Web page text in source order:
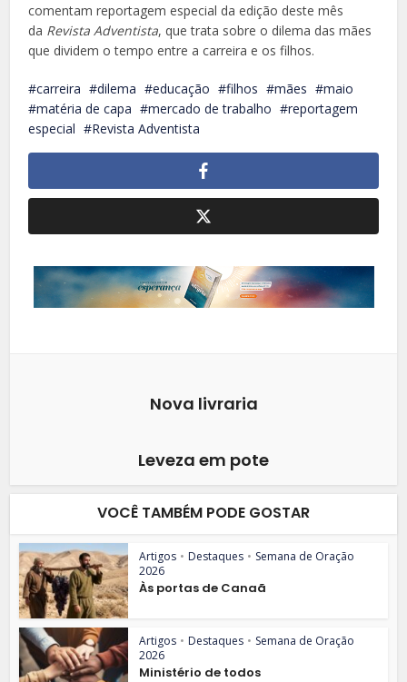
comentam reportagem especial da edição deste mês
da Revista Adventista, que trata sobre o dilema das mães
que dividem o tempo entre a carreira e os filhos.
carreira dilema educação filhos mães
maio
matéria de capa
mercado de trabalho
reportagem
especial
Revista Adventista
Nova livraria
Leveza em pote
VOCÊ TAMBÉM PODE GOSTAR
Artigos • Destaques • Semana de Oração
2026
Às portas de Canaã
Artigos • Destaques • Semana de Oração
2026
Ministério de todos